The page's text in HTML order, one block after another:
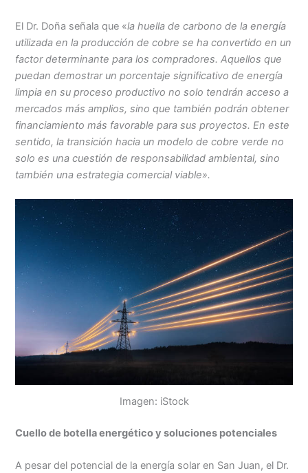
El Dr. Doña señala que «la huella de carbono de la energía
utilizada en la producción de cobre se ha convertido en un
factor determinante para los compradores. Aquellos que
puedan demostrar un porcentaje significativo de energía
limpia en su proceso productivo no solo tendrán acceso a
mercados más amplios, sino que también podrán obtener
financiamiento más favorable para sus proyectos. En este
sentido, la transición hacia un modelo de cobre verde no
solo es una cuestión de responsabilidad ambiental, sino
también una estrategia comercial viable».
Imagen: iStock
Cuello de botella energético y soluciones potenciales
A pesar del potencial de la energía solar en San Juan, el Dr.